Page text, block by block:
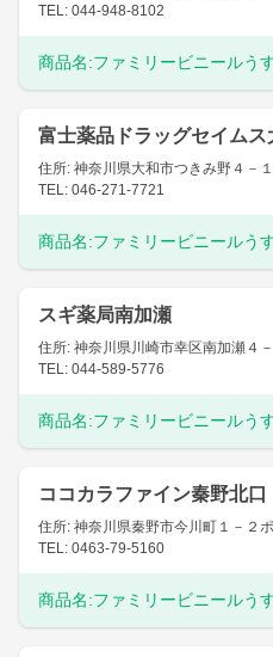
TEL: 044-948-8102
商品名:ファミリービニールう
富士薬品ドラッグセイムス
住所: 神奈川県大和市つきみ野４－
TEL: 046-271-7721
商品名:ファミリービニールう
スギ薬局南加瀬
住所: 神奈川県川崎市幸区南加瀬４
TEL: 044-589-5776
商品名:ファミリービニールう
ココカラファイン秦野北口
住所: 神奈川県秦野市今川町１－２
TEL: 0463-79-5160
商品名:ファミリービニールう